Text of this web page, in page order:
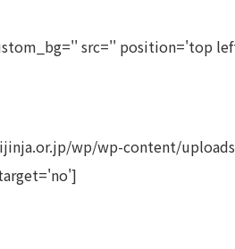
src='' position='top
wp/wp-content/